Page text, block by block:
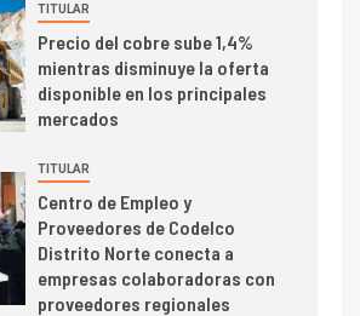
I+D
Estudio revela cómo el precio
del cobre y educación superior
se relacionan en zonas
mineras
I+D
BHP proyecta producción de
cobre cercana a 2 millones de
toneladas tras récord en
Escondida
TITULAR
Precio del cobre sube 1,4%
mientras disminuye la oferta
disponible en los principales
mercados
TITULAR
Centro de Empleo y
Proveedores de Codelco
Distrito Norte conecta a
empresas colaboradoras con
proveedores regionales